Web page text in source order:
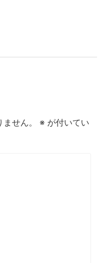
せん。 ※ が付いてい